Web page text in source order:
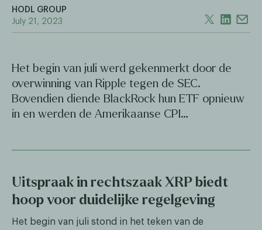
HODL GROUP
July 21, 2023
Het begin van juli werd gekenmerkt door de
overwinning van Ripple tegen de SEC.
Bovendien diende BlackRock hun ETF opnieuw
in en werden de Amerikaanse CPI…
Uitspraak in rechtszaak XRP biedt
hoop voor duidelijke regelgeving
Het begin van juli stond in het teken van de